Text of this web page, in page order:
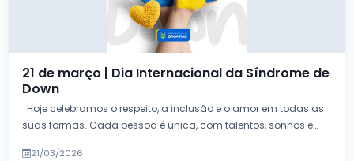
21 de março | Dia Internacional da Síndrome de
Down
suas formas. Cada pessoa é única, com talentos, sonhos e
um...
21/03/2026